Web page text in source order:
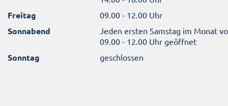
Freitag 09.00 - 12.00 Uhr
Sonnabend
Jeden ersten Samstag im Monat
09.00 - 12.00 Uhr geöffnet
Sonntag geschlossen